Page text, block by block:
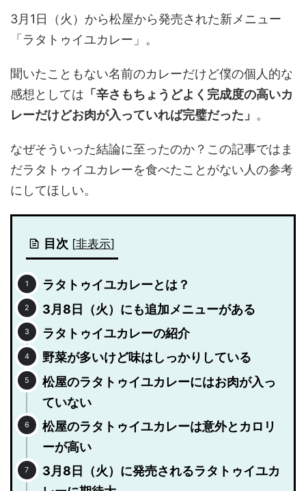
3月1日（火）から松屋から発売された新メニュー
「ラタトゥイユカレー」。
聞いたこともない名前のカレーだけど僕の個人的な
感想としては 「辛さもちょうどよく完成度の高いカ
レーだけどお肉が入っていれば完璧だった」 。
なぜそういった結論に至ったのか？この記事ではま
だラタトゥイユカレーを食べたことがない人の参考
にしてほしい。
目次 [非表示]
ラタトゥイユカレーとは？
3月8日（火）にも追加メニューがある
ラタトゥイユカレーの紹介
野菜が多いけど味はしっかりしている
松屋のラタトゥイユカレーにはお肉が入っ
ていない
松屋のラタトゥイユカレーは意外とカロリ
ーが高い
3月8日（火）に発売されるラタトゥイユカ